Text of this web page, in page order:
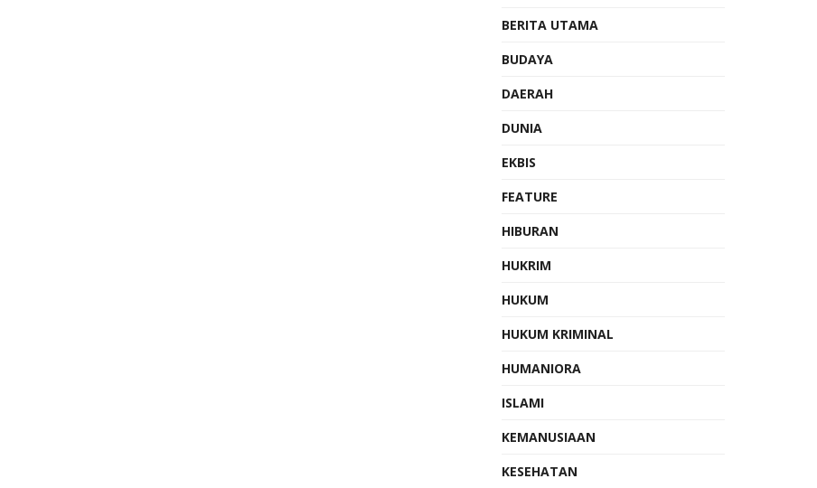
BERITA UTAMA
BUDAYA
DAERAH
DUNIA
EKBIS
FEATURE
HIBURAN
HUKRIM
HUKUM
HUKUM KRIMINAL
HUMANIORA
ISLAMI
KEMANUSIAAN
KESEHATAN